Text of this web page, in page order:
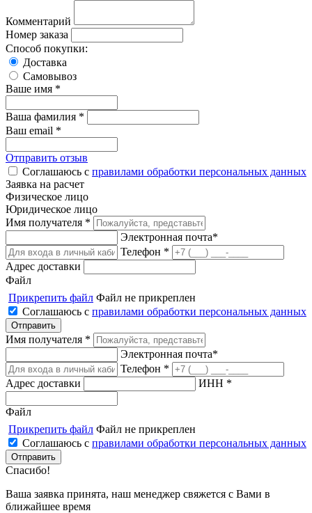
Комментарий
Номер заказа
Способ покупки:
Доставка
Самовывоз
Ваше имя *
Ваша фамилия *
Ваш email *
Отправить отзыв
Соглашаюсь с правилами обработки персональных данных
Заявка на расчет
Физическое лицо
Юридическое лицо
Имя получателя *
Электронная почта*
Телефон *
Адрес доставки
Файл
Прикрепить файл Файл не прикреплен
Соглашаюсь с правилами обработки персональных данных
Имя получателя *
Электронная почта*
Телефон *
Адрес доставки
ИНН *
Файл
Прикрепить файл Файл не прикреплен
Соглашаюсь с правилами обработки персональных данных
Спасибо!
Ваша заявка принята, наш менеджер свяжется с Вами в
ближайшее время